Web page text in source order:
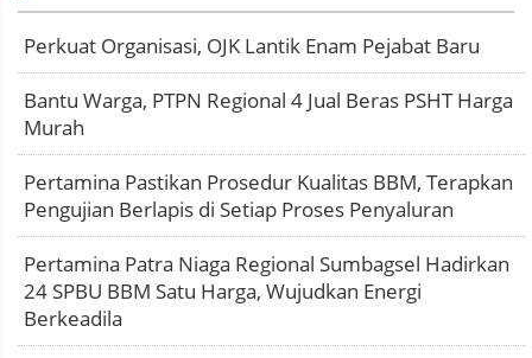
Perkuat Organisasi, OJK Lantik Enam Pejabat Baru
Bantu Warga, PTPN Regional 4 Jual Beras PSHT Harga
Murah
Pertamina Pastikan Prosedur Kualitas BBM, Terapkan
Pengujian Berlapis di Setiap Proses Penyaluran
Pertamina Patra Niaga Regional Sumbagsel Hadirkan
24 SPBU BBM Satu Harga, Wujudkan Energi
Berkeadila